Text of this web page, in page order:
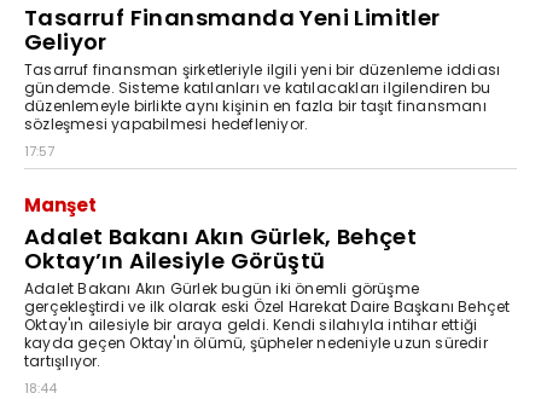
Tasarruf Finansmanda Yeni Limitler
Geliyor
Tasarruf finansman şirketleriyle ilgili yeni bir düzenleme iddiası
gündemde. Sisteme katılanları ve katılacakları ilgilendiren bu
düzenlemeyle birlikte aynı kişinin en fazla bir taşıt finansmanı
sözleşmesi yapabilmesi hedefleniyor.
17:57
Manşet
Adalet Bakanı Akın Gürlek, Behçet
Oktay’ın Ailesiyle Görüştü
Adalet Bakanı Akın Gürlek bugün iki önemli görüşme
gerçekleştirdi ve ilk olarak eski Özel Harekat Daire Başkanı Behçet
Oktay'ın ailesiyle bir araya geldi. Kendi silahıyla intihar ettiği
kayda geçen Oktay'ın ölümü, şüpheler nedeniyle uzun süredir
tartışılıyor.
18:44